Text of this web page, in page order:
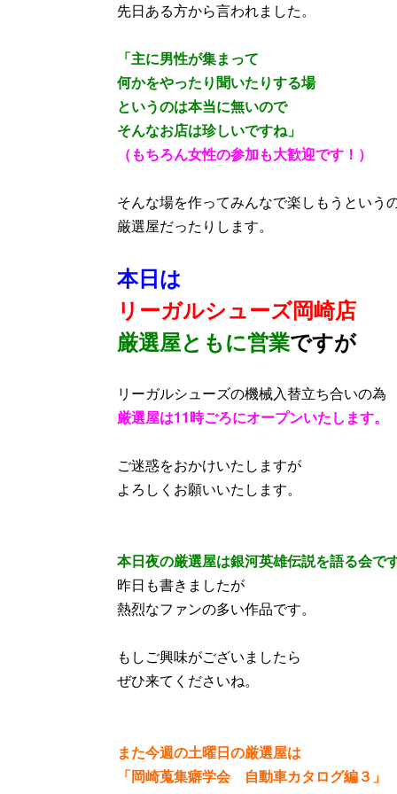
先日ある方から言われました。
「主に男性が集まって
何かをやったり聞いたりする場
というのは本当に無いので
そんなお店は珍しいですね」
（もちろん女性の参加も大歓迎です！）
そんな場を作ってみんなで楽しもうという
厳選屋だったりします。
本日は
リーガルシューズ岡崎店
厳選屋ともに営業ですが
リーガルシューズの機械入替立ち合いの為
厳選屋は11時ごろにオープンいたします。
ご迷惑をおかけいたしますが
よろしくお願いいたします。
本日夜の厳選屋は銀河英雄伝説を語る会で
昨日も書きましたが
熱烈なファンの多い作品です。
もしご興味がございましたら
ぜひ来てくださいね。
また今週の土曜日の厳選屋は
「岡崎蒐集癖学会 自動車カタログ編３」